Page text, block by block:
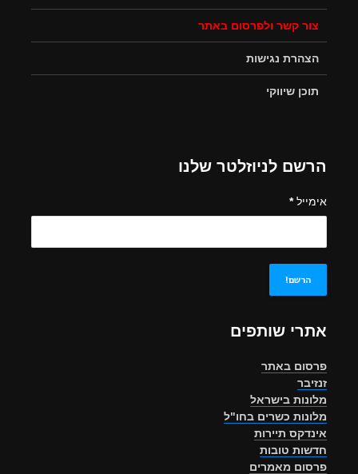
צור קשר ולפרסום באתר
הצהרת נגישות
תוכן שיווקי
הרשם לניוזלטר שלנו
אימייל*
אתרי שותפים
פרסום באתר
זנזיבר
מלונות בישראל
מלונות כשרים בחו"ל
אינדקס תיירות
חדשות טובות
פרסום מאמרים